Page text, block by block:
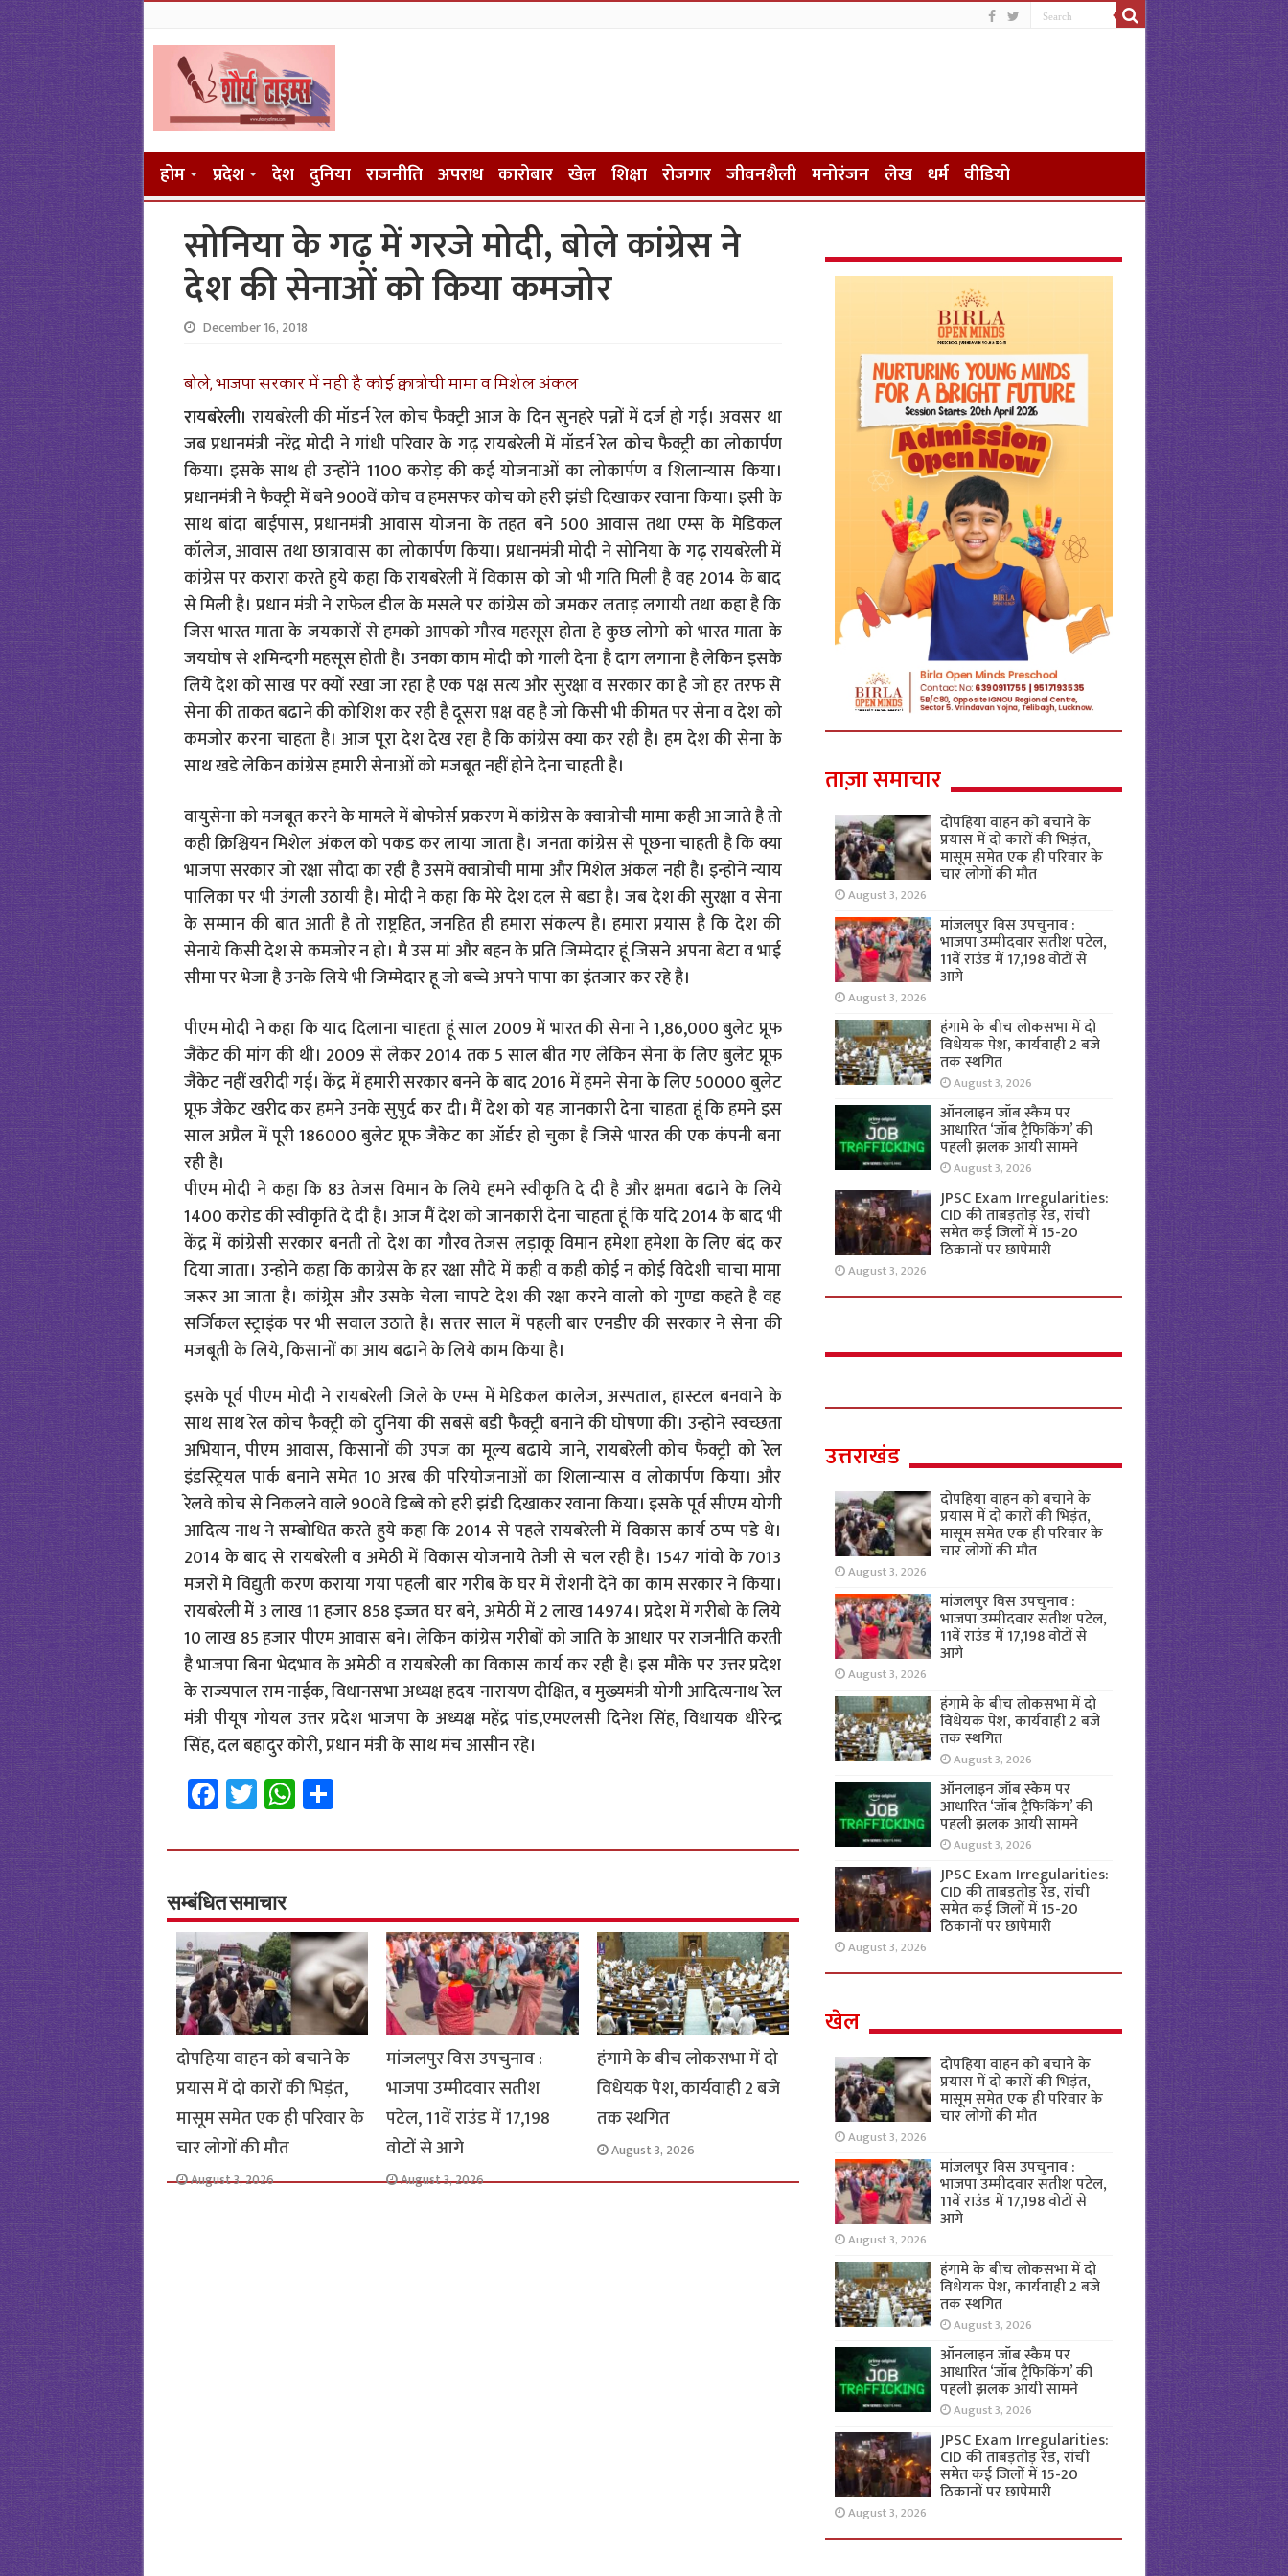
होम प्रदेश देश दुनिया राजनीति अपराध कारोबार खेल शिक्षा रोजगार जीवनशैली मनोरंजन लेख धर्म वीडियो
सोनिया के गढ़ में गरजे मोदी, बोले कांग्रेस ने
देश की सेनाओं को किया कमजोर
December 16, 2018
बोले, भाजपा सरकार में नही है कोई क्वात्रोची मामा व मिशेल अंकल
रायबरेली। रायबरेली की मॉडर्न रेल कोच फैक्ट्री आज के दिन सुनहरे पन्नों में दर्ज हो गई। अवसर था
जब प्रधानमंत्री नरेंद्र मोदी ने गांधी परिवार के गढ़ रायबरेली में मॉडर्न रेल कोच फैक्ट्री का लोकार्पण
किया। इसके साथ ही उन्होंने 1100 करोड़ की कई योजनाओं का लोकार्पण व शिलान्यास किया।
प्रधानमंत्री ने फैक्ट्री में बने 900वें कोच व हमसफर कोच को हरी झंडी दिखाकर रवाना किया। इसी के
साथ बांदा बाईपास, प्रधानमंत्री आवास योजना के तहत बने 500 आवास तथा एम्स के मेडिकल
कॉलेज, आवास तथा छात्रावास का लोकार्पण किया। प्रधानमंत्री मोदी ने सोनिया के गढ़ रायबरेली में
कांग्रेस पर करारा करते हुये कहा कि रायबरेली में विकास को जो भी गति मिली है वह 2014 के बाद
से मिली है। प्रधान मंत्री ने राफेल डील के मसले पर कांग्रेस को जमकर लताड़ लगायी तथा कहा है कि
जिस भारत माता के जयकारों से हमको आपको गौरव महसूस होता हे कुछ लोगो को भारत माता के
जयघोष से शमिन्दगी महसूस होती है। उनका काम मोदी को गाली देना है दाग लगाना है लेकिन इसके
लिये देश को साख पर क्यों रखा जा रहा है एक पक्ष सत्य और सुरक्षा व सरकार का है जो हर तरफ से
सेना की ताकत बढाने की कोशिश कर रही है दूसरा प़क्ष वह है जो किसी भी कीमत पर सेना व देश को
कमजोर करना चाहता है। आज पूरा देश देख रहा है कि कांग्रेस क्या कर रही है। हम देश की सेना के
साथ खडे लेकिन कांग्रेस हमारी सेनाओं को मजबूत नहीं होने देना चाहती है।
वायुसेना को मजबूत करने के मामले में बोफोर्स प्रकरण में कांग्रेस के क्वात्रोची मामा कही आ जाते है तो
कही क्रिश्चियन मिशेल अंकल को पकड कर लाया जाता है। जनता कांग्रेस से पूछना चाहती है कि क्या
भाजपा सरकार जो रक्षा सौदा का रही है उसमें क्वात्रोची मामा और मिशेल अंकल नही है। इन्होने न्याय
पालिका पर भी उंगली उठायी है। मोदी ने कहा कि मेरे देश दल से बडा है। जब देश की सुरक्षा व सेना
के सम्मान की बात आती है तो राष्ट्रहित, जनहित ही हमारा संकल्प है। हमारा प्रयास है कि देश की
सेनाये किसी देश से कमजोर न हो। मै उस मां और बहन के प्रति जिम्मेदार हूं जिसने अपना बेटा व भाई
सीमा पर भेजा है उनके लिये भी जिम्मेदार हू जो बच्चे अपने पापा का इंतजार कर रहे है।
पीएम मोदी ने कहा कि याद दिलाना चाहता हूं साल 2009 में भारत की सेना ने 1,86,000 बुलेट प्रूफ
जैकेट की मांग की थी। 2009 से लेकर 2014 तक 5 साल बीत गए लेकिन सेना के लिए बुलेट प्रूफ
जैकेट नहीं खरीदी गई। केंद्र में हमारी सरकार बनने के बाद 2016 में हमने सेना के लिए 50000 बुलेट
प्रूफ जैकेट खरीद कर हमने उनके सुपुर्द कर दी। मैं देश को यह जानकारी देना चाहता हूं कि हमने इस
साल अप्रैल में पूरी 186000 बुलेट प्रूफ जैकेट का ऑर्डर हो चुका है जिसे भारत की एक कंपनी बना
रही है।
पीएम मोदी ने कहा कि 83 तेजस विमान के लिये हमने स्वीकृति दे दी है और क्षमता बढाने के लिये
1400 करोड की स्वीकृति दे दी है। आज मैं देश को जानकारी देना चाहता हूं कि यदि 2014 के बाद भी
केंद्र में कांग्रेसी सरकार बनती तो देश का गौरव तेजस लड़ाकू विमान हमेशा हमेशा के लिए बंद कर
दिया जाता। उन्होने कहा कि काग्रेस के हर रक्षा सौदे में कही व कही कोई न कोई विदेशी चाचा मामा
जरूर आ जाता है। कांग्र्र्रेस और उसके चेला चापटे देश की रक्षा करने वालो को गुण्डा कहते है वह
सर्जिकल स्ट्राइंक पर भी सवाल उठाते है। सत्तर साल में पहली बार एनडीए की सरकार ने सेना की
मजबूती के लिये, किसानों का आय बढाने के लिये काम किया है।
इसके पूर्व पीएम मोदी ने रायबरेली जिले के एम्स में मेडिकल कालेज, अस्पताल, हास्टल बनवाने के
साथ साथ रेल कोच फैक्ट्री को दुनिया की सबसे बडी फैक्ट्री बनाने की घोषणा की। उन्होने स्वच्छता
अभियान, पीएम आवास, किसानों की उपज का मूल्य बढाये जाने, रायबरेली कोच फैक्ट्री को रेल
इंडस्ट्रियल पार्क बनाने समेत 10 अरब की परियोजनाओं का शिलान्यास व लोकार्पण किया। और
रेलवे कोच से निकलने वाले 900वे डिब्बे को हरी झंडी दिखाकर रवाना किया। इसके पूर्व सीएम योगी
आदित्य नाथ ने सम्बोधित करते हुये कहा कि 2014 से पहले रायबरेली में विकास कार्य ठप्प पडे थे।
2014 के बाद से रायबरेली व अमेठी में विकास योजनायेे तेजी से चल रही है। 1547 गांवो के 7013
मजरों मेे विद्युती करण कराया गया पहली बार गरीब के घर में रोशनी देने का काम सरकार ने किया।
रायबरेली मेें 3 लाख 11 हजार 858 इज्जत घर बने, अमेठी में 2 लाख 14974। प्रदेश में गरीबो के लिये
10 लाख 85 हजार पीएम आवास बने। लेकिन कांग्रेस गरीबों को जाति के आधार पर राजनीति करती
है भाजपा बिना भेदभाव के अमेठी व रायबरेली का विकास कार्य कर रही है। इस मौके पर उत्तर प्रदेश
के राज्यपाल राम नाईक, विधानसभा अध्यक्ष हदय नारायण दीक्षित, व मुख्यमंत्री योगी आदित्यनाथ रेल
मंत्री पीयूष गोयल उत्तर प्रदेश भाजपा के अध्यक्ष महेंद्र पांड,एमएलसी दिनेश सिंह, विधायक धीरेन्द्र
सिंह, दल बहादुर कोरी, प्रधान मंत्री के साथ मंच आसीन रहे।
Fa
ce
b
o
o
k
T
wi
tt
er
W
h
at
p
p
S
h
ar
सम्बंधित समाचार
दोपहिया वाहन को बचाने के
प्रयास में दो कारों की भिड़ंत,
मासूम समेत एक ही परिवार के
चार लोगों की मौत
August 3, 2026
मांजलपुर विस उपचुनाव :
भाजपा उम्मीदवार सतीश
पटेल, 11वें राउंड में 17,198
वोटों से आगे
August 3, 2026
हंगामे के बीच लोकसभा में दो
विधेयक पेश, कार्यवाही 2 बजे
तक स्थगित
August 3, 2026
ताज़ा समाचार
दोपहिया वाहन को बचाने के
प्रयास में दो कारों की भिड़ंत,
मासूम समेत एक ही परिवार के
चार लोगों की मौत
August 3, 2026
मांजलपुर विस उपचुनाव :
भाजपा उम्मीदवार सतीश पटेल,
11वें राउंड में 17,198 वोटों से
आगे
August 3, 2026
हंगामे के बीच लोकसभा में दो
विधेयक पेश, कार्यवाही 2 बजे
तक स्थगित
August 3, 2026
ऑनलाइन जॉब स्कैम पर
आधारित ‘जॉब ट्रैफिकिंग’ की
पहली झलक आयी सामने
August 3, 2026
JPSC Exam Irregularities:
CID की ताबड़तोड़ रेड, रांची
समेत कई जिलों में 15-20
ठिकानों पर छापेमारी
August 3, 2026
उत्तराखंड
दोपहिया वाहन को बचाने के
प्रयास में दो कारों की भिड़ंत,
मासूम समेत एक ही परिवार के
चार लोगों की मौत
August 3, 2026
मांजलपुर विस उपचुनाव :
भाजपा उम्मीदवार सतीश पटेल,
11वें राउंड में 17,198 वोटों से
आगे
August 3, 2026
हंगामे के बीच लोकसभा में दो
विधेयक पेश, कार्यवाही 2 बजे
तक स्थगित
August 3, 2026
ऑनलाइन जॉब स्कैम पर
आधारित ‘जॉब ट्रैफिकिंग’ की
पहली झलक आयी सामने
August 3, 2026
JPSC Exam Irregularities:
CID की ताबड़तोड़ रेड, रांची
समेत कई जिलों में 15-20
ठिकानों पर छापेमारी
August 3, 2026
खेल
दोपहिया वाहन को बचाने के
प्रयास में दो कारों की भिड़ंत,
मासूम समेत एक ही परिवार के
चार लोगों की मौत
August 3, 2026
मांजलपुर विस उपचुनाव :
भाजपा उम्मीदवार सतीश पटेल,
11वें राउंड में 17,198 वोटों से
आगे
August 3, 2026
हंगामे के बीच लोकसभा में दो
विधेयक पेश, कार्यवाही 2 बजे
तक स्थगित
August 3, 2026
ऑनलाइन जॉब स्कैम पर
आधारित ‘जॉब ट्रैफिकिंग’ की
पहली झलक आयी सामने
August 3, 2026
JPSC Exam Irregularities:
CID की ताबड़तोड़ रेड, रांची
समेत कई जिलों में 15-20
ठिकानों पर छापेमारी
August 3, 2026